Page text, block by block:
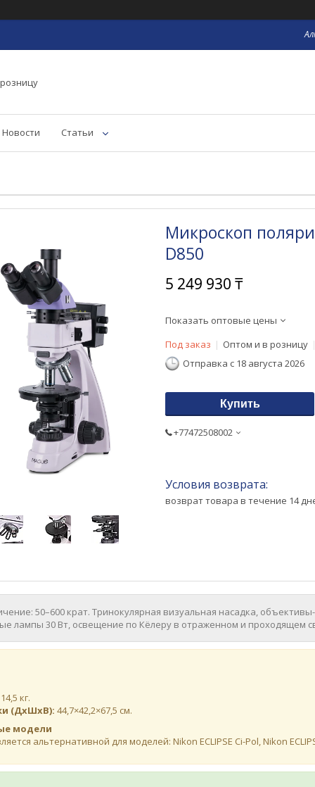
Новости Статьи
Микроскоп
D850
5 249 930 ₸
Показать оптовые цены
Под заказ
Оптом и в розницу
Отправка с 18 августа 2026
Купить
+77472508002
возврат товара в течение 14
50–600 крат. Тринокулярная визуальная насадка,
лампы 30 Вт, освещение по Кёлеру в отраженном и проходящем
кг.
(ДхШхВ): 44,7×42,2×67,5 см.
модели
альтернативной для моделей: Nikon ECLIPSE Ci-Pol, Nikon